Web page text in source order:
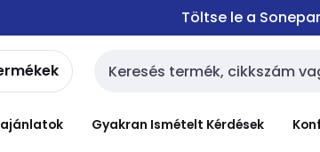
Töltse le a
Keresési bemenet
Gyakran Ismételt Kérdések